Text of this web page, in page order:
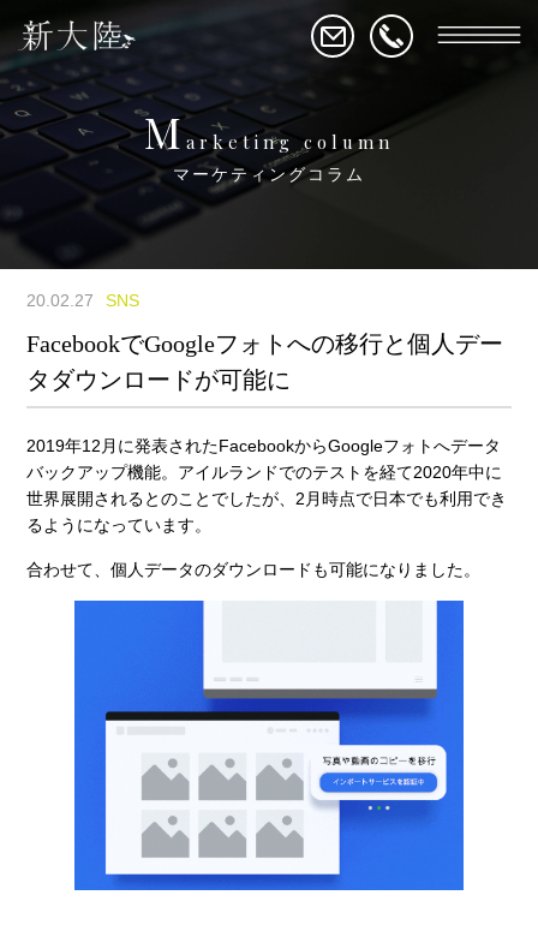
Marketing column
マーケティングコラム
20.02.27 SNS
FacebookでGoogleフォトへの移行と個人デー
タダウンロードが可能に
2019年12月に発表されたFacebookからGoogleフォトへデータ
バックアップ機能。アイルランドでのテストを経て2020年中に
世界展開されるとのことでしたが、2月時点で日本でも利用でき
るようになっています。
合わせて、個人データのダウンロードも可能になりました。